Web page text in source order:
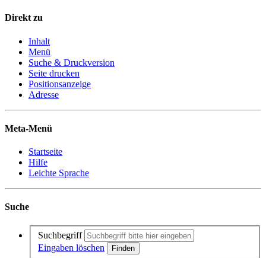
Direkt zu
Inhalt
Menü
Suche & Druckversion
Seite drucken
Positionsanzeige
Adresse
Meta-Menü
Startseite
Hilfe
Leichte Sprache
Suche
Suchbegriff
Eingaben löschen